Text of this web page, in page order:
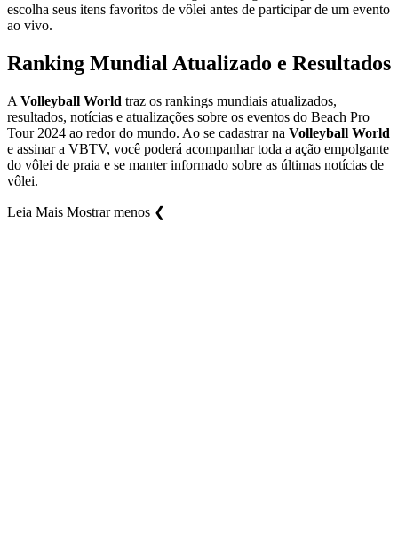
escolha seus itens favoritos de vôlei antes de participar de um evento
ao vivo.
Ranking Mundial Atualizado e Resultados
A Volleyball World traz os rankings mundiais atualizados,
resultados, notícias e atualizações sobre os eventos do Beach Pro
Tour 2024 ao redor do mundo. Ao se cadastrar na Volleyball World
e assinar a VBTV, você poderá acompanhar toda a ação empolgante
do vôlei de praia e se manter informado sobre as últimas notícias de
vôlei.
Leia Mais Mostrar menos ❮